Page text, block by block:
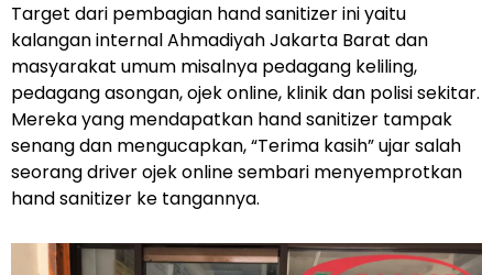
Target dari pembagian hand sanitizer ini yaitu
kalangan internal Ahmadiyah Jakarta Barat dan
masyarakat umum misalnya pedagang keliling,
pedagang asongan, ojek online, klinik dan polisi sekitar.
Mereka yang mendapatkan hand sanitizer tampak
senang dan mengucapkan, “Terima kasih” ujar salah
seorang driver ojek online sembari menyemprotkan
hand sanitizer ke tangannya.